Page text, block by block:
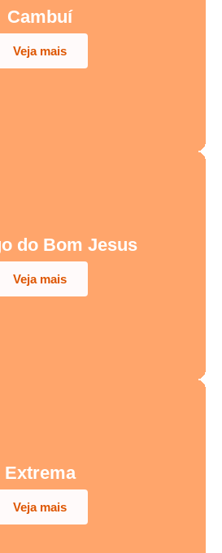
Cambuí
Veja mais
do Bom Jesus
Veja mais
Extrema
Veja mais